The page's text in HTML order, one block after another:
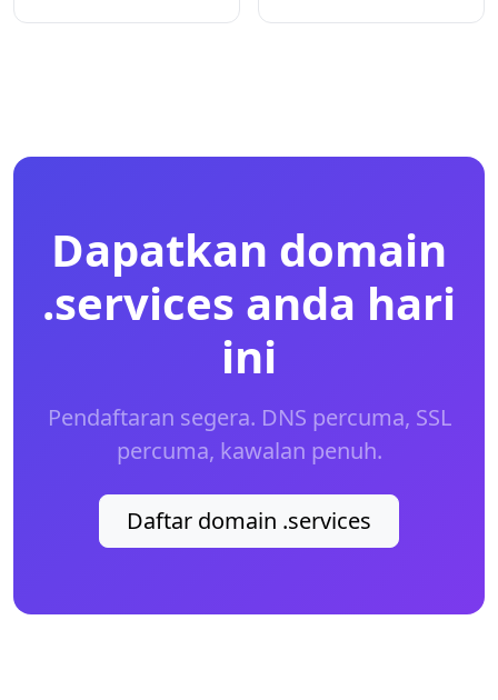
Dapatkan domain
.services anda hari
ini
Pendaftaran segera. DNS percuma, SSL
percuma, kawalan penuh.
Daftar domain .services